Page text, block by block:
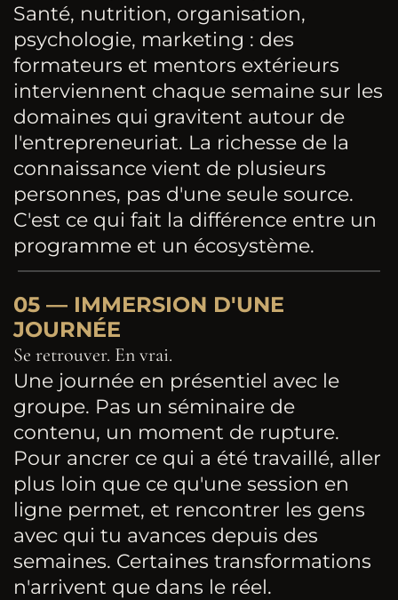
Santé, nutrition, organisation,
psychologie, marketing : des
formateurs et mentors extérieurs
interviennent chaque semaine sur les
domaines qui gravitent autour de
l'entrepreneuriat. La richesse de la
connaissance vient de plusieurs
personnes, pas d'une seule source.
C'est ce qui fait la différence entre un
programme et un écosystème.
05 — IMMERSION D'UNE
JOURNÉE
Se retrouver. En vrai.
Une journée en présentiel avec le
groupe. Pas un séminaire de
contenu, un moment de rupture.
Pour ancrer ce qui a été travaillé, aller
plus loin que ce qu'une session en
ligne permet, et rencontrer les gens
avec qui tu avances depuis des
semaines. Certaines transformations
n'arrivent que dans le réel.